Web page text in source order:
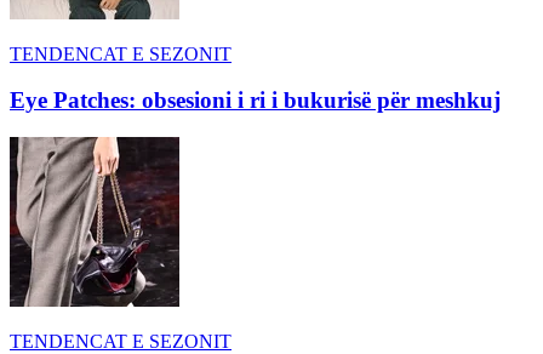
TENDENCAT E SEZONIT
Eye Patches: obsesioni i ri i bukurisë për meshkuj
TENDENCAT E SEZONIT